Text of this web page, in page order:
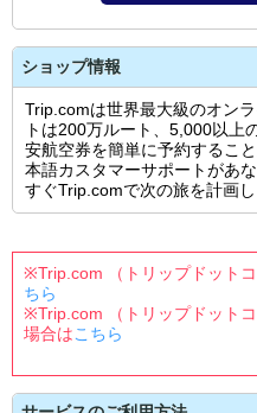
ショップ情報
Trip.comは世界最大級のオン
トは200万ルート、5,000以上
安航空券を簡単に予約するこ
本語カスタマーサポートがあ
すぐTrip.comで次の旅を計画し
※Trip.com （トリップドット
ちら
※Trip.com （トリップドット
場合はこちら